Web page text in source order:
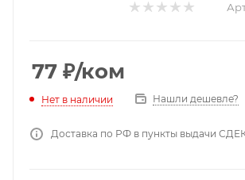
77 ₽/ком
Нет в наличии Нашли дешевле?
Доставка по РФ в пункты выдачи